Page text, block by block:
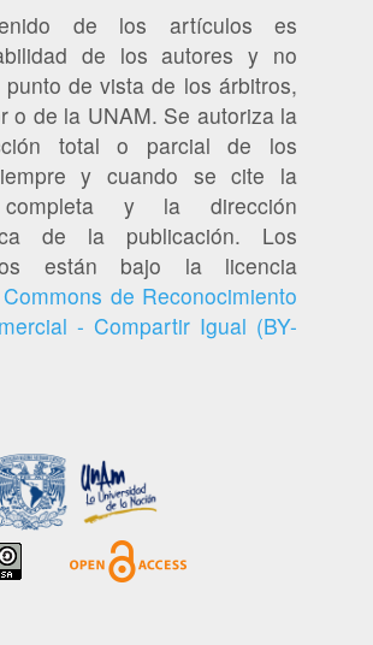
de los artículos es
de los autores y no
de vista de los árbitros,
o de la UNAM. Se autoriza la
total o parcial de los
y cuando se cite la
y la dirección
de la publicación. Los
están bajo la licencia
de Reconocimiento
- Compartir Igual (BY-